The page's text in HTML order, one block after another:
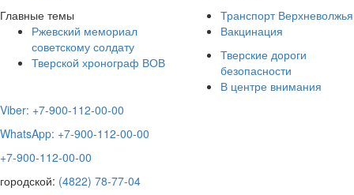
Главные темы
Ржевский мемориал
советскому солдату
Тверской хронограф ВОВ
Транспорт Верхневолжья
Вакцинация
Тверские дороги
безопасности
В центре внимания
Viber: +7-900-112-00-00
WhatsApp: +7-900-112-00-00
+7-900-112-00-00
городской: (4822) 78-77-04